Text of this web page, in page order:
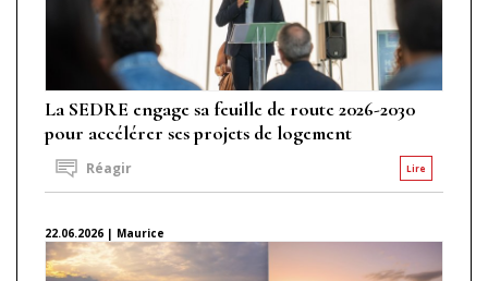
La SEDRE engage sa feuille de route 2026-2030
pour accélérer ses projets de logement
Lire
Réagir
22.06.2026 | Maurice